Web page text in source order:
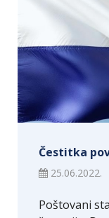
Čestitka
25.06.2022.
Poštovani